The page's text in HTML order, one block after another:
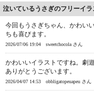
泣いているうさぎのフリーイ
今回もうさぎちゃん、かわい
ちも喜びます。
2026/07/06 19:04 sweetchocola さん
かわいいイラストですね。劇
ありがとうございます。
2026/04/07 14:53 obbligatopeuapeu さん